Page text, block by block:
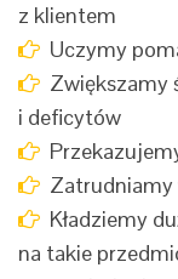
z klientem
Uczymy
Zwiększamy
i deficytów
Zatrudniamy
Kładziemy
na takie